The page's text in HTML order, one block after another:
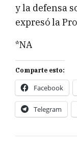
y la defensa
expresó la
*NA
Comparte esto:
Facebook
Telegram